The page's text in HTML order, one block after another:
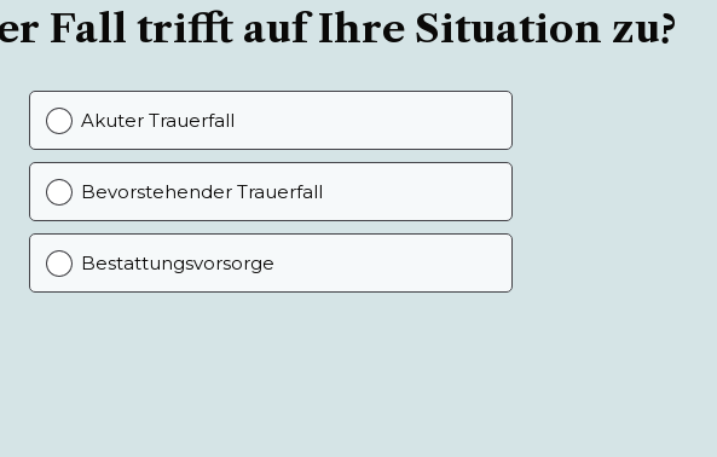
Fall trifft auf Ihre Situation zu?
Akuter Trauerfall
Bevorstehender Trauerfall
Bestattungsvorsorge